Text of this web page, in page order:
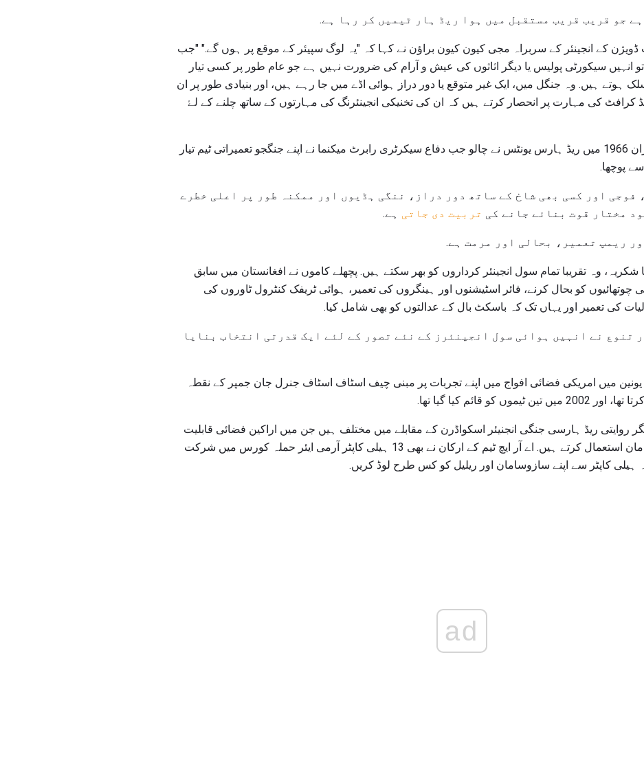
جو قریب قریب مستقبل میں ہوا ریڈ ہار ٹیمیں کر رہا ہے.
ائیربوب ڈویژن کے انجینئر کے سربراہ مجی کیون کیون براؤن نے کہا کہ "یہ لوگ سپیئر کے موقع پر ہوں گے." "جب
انہیں سیکورٹی پولیس یا دیگر اثاثوں کی عیش و آرام کی ضرورت نہیں ہے جو عام طور پر کسی تیار
ہوتے ہیں. وہ جنگل میں، ایک غیر متوقع یا دور دراز ہوائی اڈے میں جا رہے ہیں، اور بنیادی طور پر ان
کرافٹ کی مہارت پر انحصار کرتے ہیں کہ ان کی تخنیکی انجینئرنگ کی مہارتوں کے ساتھ چلنے کے لۓ
ویت نام کی جنگ کے دوران 1966 میں ریڈ ہارس یونٹس نے چالو جب دفاع سیکرٹری رابرٹ میکنما نے اپنے جنگجو تعمیراتی ٹیم تیار
پوچھا.
فوجی اور کسی بھی شاخ کے ساتھ دور دراز، ننگی ہڈیوں اور ممکنہ طور پر اعلی خطرے
مختار قوت بنائے جانے کی تربیت دی جاتی ہے.
ریمپ تعمیر، بحالی اور مرمت ہے.
وہ تقریبا تمام سول انجینئر کرداروں کو بھر سکتے ہیں. پچھلے کاموں نے افغانستان میں سابق
چوتھائیوں کو بحال کرنے، فائر اسٹیشنوں اور ہینگروں کی تعمیر، ہوائی ٹریفک کنٹرول ٹاوروں کی
کی تعمیر اور یہاں تک کہ باسکٹ بال کے عدالتوں کو بھی شامل کیا.
تنوع نے انہیں ہوائی سول انجینئرز کے نئے تصور کے لئے ایک قدرتی انتخاب بنایا
میں امریکی فضائی افواج میں اپنے تجربات پر مبنی چیف اسٹاف اسٹاف جنرل جان جمپر کے نقطہ
کو قائم کیا گیا تھا.
روایتی ریڈ ہارسی جنگی انجنیئر اسکواڈرن کے مقابلے میں مختلف ہیں جن میں اراکین فضائی قابلیت
اور زیادہ ہلکے خاص سامان استعمال کرتے ہیں. اے آر ایچ ٹیم کے ارکان نے بھی 13 ہیلی کاپٹر آرمی ایئر حملہ کورس میں شرکت
کاپٹر سے اپنے سازوسامان اور ریلیل کو کس طرح لوڈ کریں.
ad